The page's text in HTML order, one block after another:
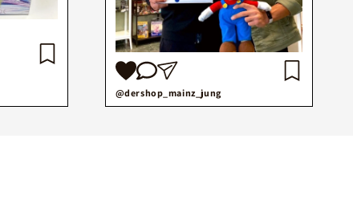
@dershop_mainz_jung